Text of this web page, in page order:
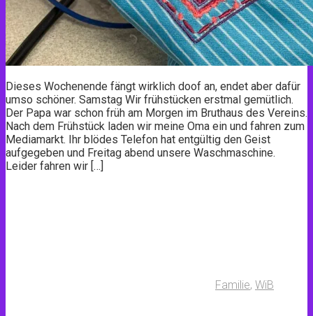
Dieses Wochenende fängt wirklich doof an, endet aber dafür
umso schöner. Samstag Wir frühstücken erstmal gemütlich.
Der Papa war schon früh am Morgen im Bruthaus des Vereins.
Nach dem Frühstück laden wir meine Oma ein und fahren zum
Mediamarkt. Ihr blödes Telefon hat entgültig den Geist
aufgegeben und Freitag abend unsere Waschmaschine.
Leider fahren wir […]
Familie, WiB